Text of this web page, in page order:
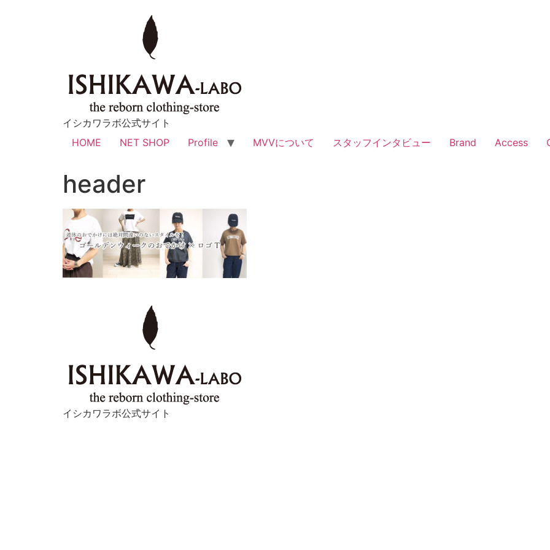
イシカワラボ公式サイト
HOME
NET SHOP Profile MVVについて スタッフインタビュー Brand Access
header
イシカワラボ公式サイト